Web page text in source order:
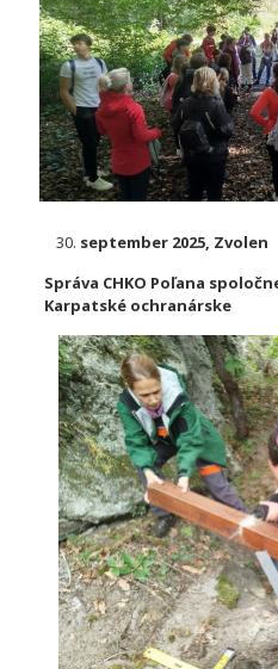
september 2025, Zvolen
Správa CHKO Poľana
Karpatské ochranárske